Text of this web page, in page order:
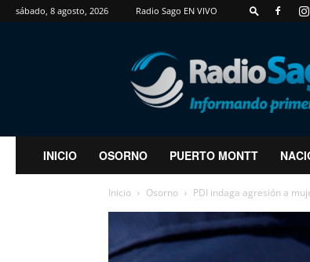
sábado, 8 agosto, 2026 Radio Sago EN VIVO
RadioSago
INICIO OSORNO PUERTO MONTT
Inicio Osorno PDI indaga agresión a